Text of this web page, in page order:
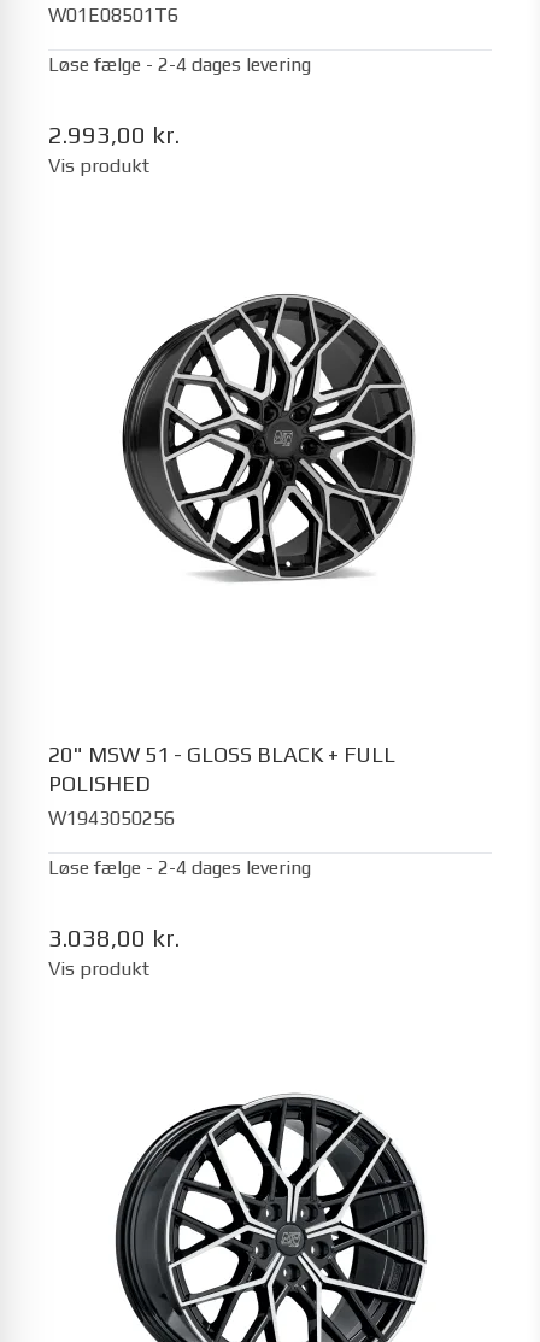
W01E08501T6
Løse fælge - 2-4 dages levering
2.993,00 kr.
Vis produkt
20" MSW 51 - GLOSS BLACK + FULL
POLISHED
W1943050256
Løse fælge - 2-4 dages levering
3.038,00 kr.
Vis produkt